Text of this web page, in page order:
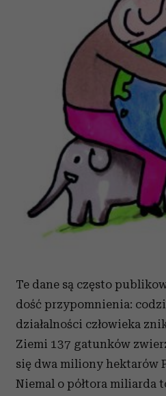
Te dane są często
dość przypomnienia:
działalności człowieka
Ziemi 137 gatunków
się dwa miliony hektarów
Niemal o półtora miliarda